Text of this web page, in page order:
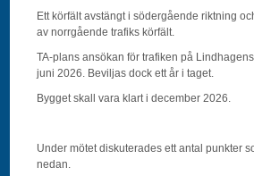
Ett körfält avstängt i södergående riktning
av norrgående trafiks körfält.
TA-plans ansökan för trafiken på
juni 2026. Beviljas dock ett år i taget.
Bygget skall vara klart i december 2026.
Under mötet diskuterades ett antal punkter
nedan.